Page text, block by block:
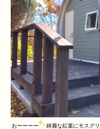
おーーーー 綺麗な紅葉にモスグ